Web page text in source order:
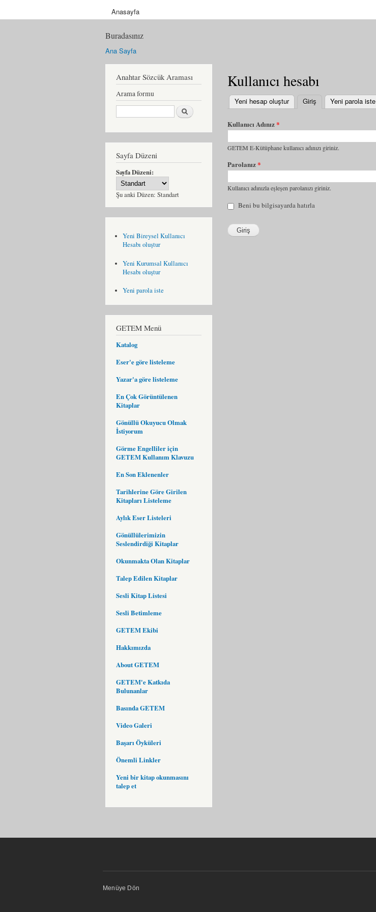
Anasayfa
Buradasınız
Ana Sayfa
Anahtar Sözcük Araması
Arama formu
Ara
Sayfa Düzeni
Sayfa Düzeni:
Şu anki Düzen: Standart
Yeni Bireysel Kullanıcı
Hesabı oluştur
Yeni Kurumsal Kullanıcı
Hesabı oluştur
Yeni parola iste
GETEM Menü
Katalog
Eser'e göre listeleme
Yazar'a göre listeleme
En Çok Görüntülenen
Kitaplar
Gönüllü Okuyucu Olmak
İstiyorum
Görme Engelliler için
GETEM Kullanım Klavuzu
En Son Eklenenler
Tarihlerine Göre Girilen
Kitapları Listeleme
Aylık Eser Listeleri
Gönüllülerimizin
Seslendirdiği Kitaplar
Okunmakta Olan Kitaplar
Talep Edilen Kitaplar
Sesli Kitap Listesi
Sesli Betimleme
GETEM Ekibi
Hakkımızda
About GETEM
GETEM'e Katkıda
Bulunanlar
Basında GETEM
Video Galeri
Başarı Öyküleri
Önemli Linkler
Yeni bir kitap okunmasını
talep et
Kullanıcı hesabı
Yeni hesap oluştur Giriş (etkin sekme)
Yeni parola iste
Kullanıcı Adınız*
GETEM E-Kütüphane kullanıcı adınızı giriniz.
Parolanız*
Kullanıcı adınızla eşleşen parolanızı giriniz.
Beni bu bilgisayarda hatırla
Menüye Dön